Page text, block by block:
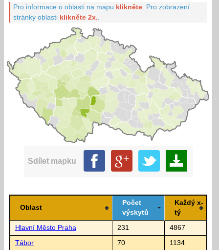
Pro informace o oblasti na mapu klikněte Pro zobrazení
stránky oblasti klikněte 2x.
Sdílet mapku
Oblast
Počet
výskytů
Každý x-
tý
Hlavní Město Praha 231 4867
Tábor 70 1134